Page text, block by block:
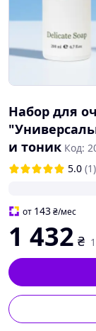
Набор для
и тоник Код:
5.0 (1)
от 143₴/мес
1 432 ₴